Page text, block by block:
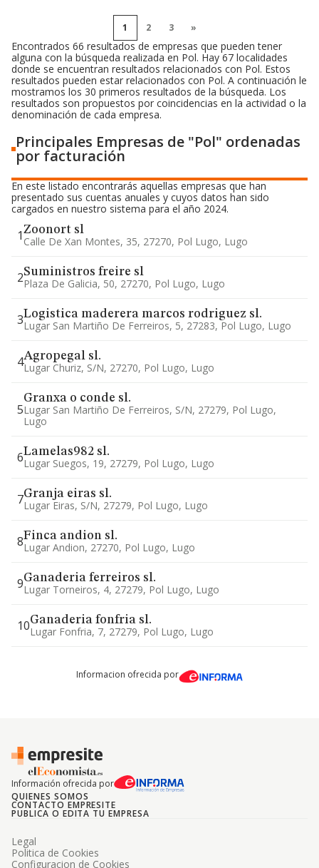
1 2 3 »
Encontrados 66 resultados de empresas que pueden tener
alguna con la búsqueda realizada en Pol. Hay 67 localidades
donde se encuentran resultados relacionados con Pol. Estos
resultados pueden estar relacionados con Pol. A continuación le
mostramos los 30 primeros resultados de la búsqueda. Los
resultados son propuestos por coincidencias en la actividad o la
denominación de cada empresa.
Principales Empresas de "Pol" ordenadas
por facturación
En este listado encontrarás aquellas empresas que han
presentado sus cuentas anuales y cuyos datos han sido
cargados en nuestro sistema para el año 2024.
1Zoonort sl
Calle De Xan Montes, 35, 27270, Pol Lugo, Lugo
2Suministros freire sl
Plaza De Galicia, 50, 27270, Pol Lugo, Lugo
3Logistica maderera marcos rodriguez sl.
Lugar San Martiño De Ferreiros, 5, 27283, Pol Lugo, Lugo
4Agropegal sl.
Lugar Churiz, S/n, 27270, Pol Lugo, Lugo
5
Granxa o conde sl.
Lugar San Martiño De Ferreiros, S/n, 27279, Pol Lugo,
Lugo
6Lamelas982 sl.
Lugar Suegos, 19, 27279, Pol Lugo, Lugo
7Granja eiras sl.
Lugar Eiras, S/n, 27279, Pol Lugo, Lugo
8Finca andion sl.
Lugar Andion, 27270, Pol Lugo, Lugo
9Ganaderia ferreiros sl.
Lugar Torneiros, 4, 27279, Pol Lugo, Lugo
10Ganaderia fonfria sl.
Lugar Fonfria, 7, 27279, Pol Lugo, Lugo
Informacion ofrecida por
Información ofrecida por
QUIENES SOMOS
CONTACTO EMPRESITE
PUBLICA O EDITA TU EMPRESA
Legal
Politica de Cookies
Configuracion de Cookies